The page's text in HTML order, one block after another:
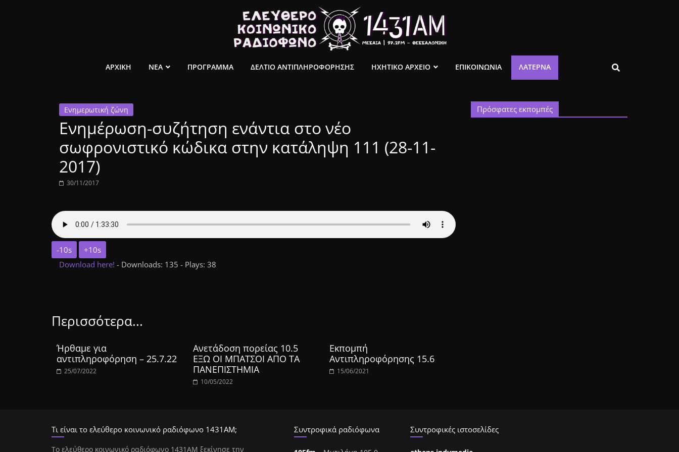
ελεύθερο
ραδιόφωνο
1431AM
ΑΡΧΙΚΗ ΝΕΑ ΠΡΟΓΡΑΜΜΑ ΔΕΛΤΙΟ ΑΝΤΙΠΛΗΡΟΦΟΡΗΣΗΣ ΗΧΗΤΙΚΟ ΑΡΧΕΙΟ ΕΠΙΚΟΙΝΩΝΙΑ ΛΑΤΈΡΝΑ
Ενημερωτική ζώνη
Ενημέρωση-συζήτηση ενάντια στο νέο
σωφρονιστικό κώδικα στην κατάληψη 111 (28-11-
2017)
30/11/2017
-10s
+10s
Download here! - Downloads: 135 - Plays: 38
Περισσότερα...
Ήρθαμε για
αντιπληροφόρηση – 25.7.22
25/07/2022
Ανετάδοση πορείας 10.5
ΕΞΩ ΟΙ ΜΠΑΤΣΟΙ ΑΠΟ ΤΑ
ΠΑΝΕΠΙΣΤΗΜΙΑ
10/05/2022
Εκπομπή
Αντιπληροφόρησης 15.6
15/06/2021
Πρόσφατες εκπομπές
Τι είναι το ελεύθερο κοινωνικό ραδιόφωνο 1431ΑΜ;
Tο ελεύθερο κοινωνικό ραδιόφωνο 1431AM ξεκίνησε την
Συντροφικά ραδιόφωνα Συντροφικές ιστοσελίδες